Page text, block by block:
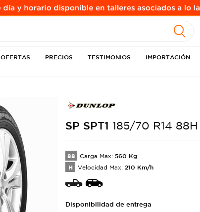
OFERTAS PRECIOS TESTIMONIOS IMPORTACIÓN
SP SPT1 185/70 R14 88H
88 Carga Max: 560 Kg
H Velocidad Max: 210 Km/h
Disponibilidad de entrega